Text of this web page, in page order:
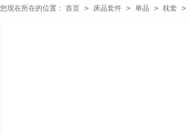
您现在所在的位置： 首页 > 床品套件 > 单品 > 枕套 >